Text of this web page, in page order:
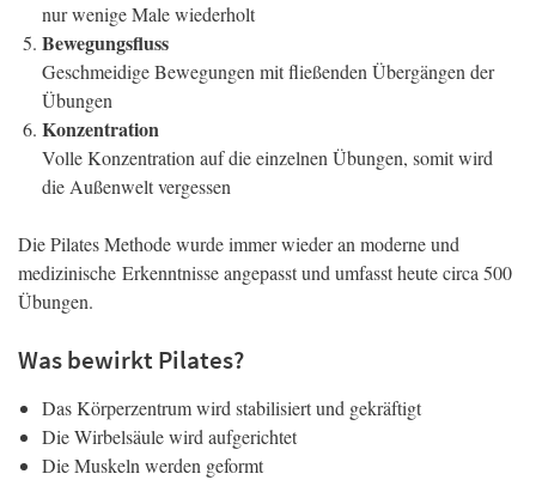
nur wenige Male wiederholt
Bewegungsfluss
Geschmeidige Bewegungen mit fließenden Übergängen der
Übungen
Konzentration
Volle Konzentration auf die einzelnen Übungen, somit wird
die Außenwelt vergessen
Die Pilates Methode wurde immer wieder an moderne und
medizinische Erkenntnisse angepasst und umfasst heute circa 500
Übungen.
Was bewirkt Pilates?
Das Körperzentrum wird stabilisiert und gekräftigt
Die Wirbelsäule wird aufgerichtet
Die Muskeln werden geformt